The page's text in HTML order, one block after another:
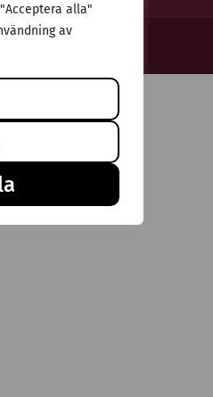
alla"
av